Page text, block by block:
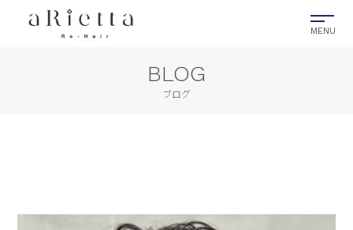
BLOG
ブログ